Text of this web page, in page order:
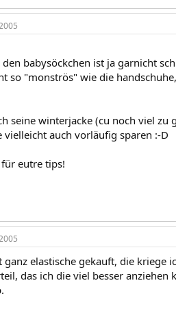
babysöckchen ist ja garnicht
so "monströs" wie die
seine winterjacke (cu noch viel
vielleicht auch vorläufig sparen :-D
eutre tips!
ganz elastische gekauft, die kriege
das ich die viel besser